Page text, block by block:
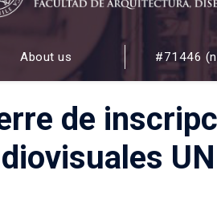
DE ESTUDIOS
DE ARQUITECTURA, DISEÑO Y
About us #71446
de